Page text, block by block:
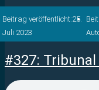
Beitrag veröffentlicht:25.
Juli 2023
#327: Tribunal